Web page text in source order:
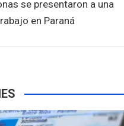
se presentaron a una
en Paraná